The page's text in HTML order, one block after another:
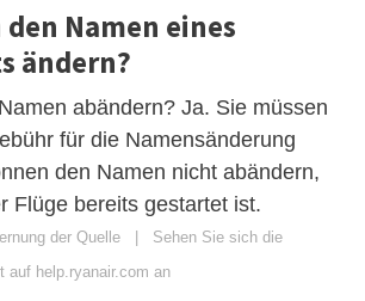
Namen eines
ändern?
abändern? Ja. Sie müssen
für die Namensänderung
den Namen nicht abändern,
Flüge bereits gestartet ist.
der Quelle | Sehen Sie sich die
auf help.ryanair.com an